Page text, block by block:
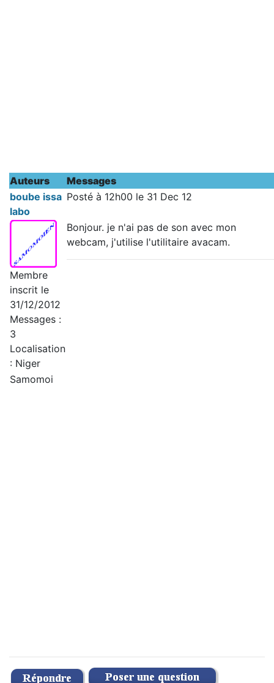
Auteurs
Messages
boube issa
labo
Posté à 12h00 le 31 Dec 12
Membre
inscrit le
31/12/2012
Messages :
3
Localisation
: Niger
Bonjour. je n'ai pas de son avec mon
webcam, j'utilise l'utilitaire avacam.
Samomoi